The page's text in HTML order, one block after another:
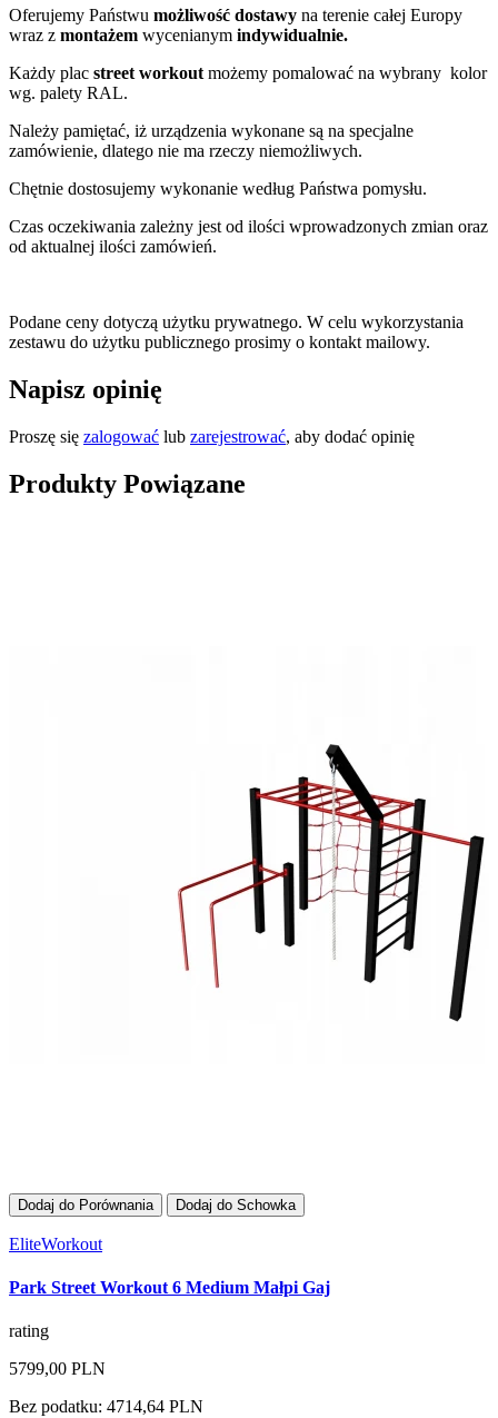
Oferujemy Państwu możliwość dostawy na terenie całej Europy
wraz z montażem wycenianym indywidualnie.
Każdy plac street workout możemy pomalować na wybrany kolor
wg. palety RAL.
Należy pamiętać, iż urządzenia wykonane są na specjalne
zamówienie, dlatego nie ma rzeczy niemożliwych.
Chętnie dostosujemy wykonanie według Państwa pomysłu.
Czas oczekiwania zależny jest od ilości wprowadzonych zmian oraz
od aktualnej ilości zamówień.
Podane ceny dotyczą użytku prywatnego. W celu wykorzystania
zestawu do użytku publicznego prosimy o kontakt mailowy.
Napisz opinię
Proszę się zalogować lub zarejestrować, aby dodać opinię
Produkty Powiązane
Dodaj do Porównania Dodaj do Schowka
EliteWorkout
Park Street Workout 6 Medium Małpi Gaj
rating
5799,00 PLN
Bez podatku: 4714,64 PLN